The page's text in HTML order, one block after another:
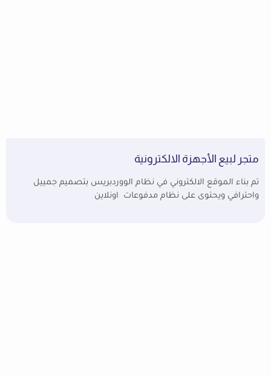
متجر لبيع الأجهزة الالكترونية
تم بناء الموقع الالكتروني في نظام الووردبريس بتصميم جمييل
واحترافي ويحتوى على نظام مدفوعات اونلاين